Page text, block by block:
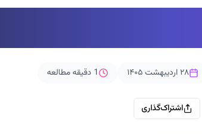
۲۸ اردیبهشت ۱۴۰۵ 1 دقیقه مطالعه
اشتراک‌گذاری